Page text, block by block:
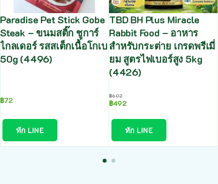
Paradise Pet Stick Gobe
Steak – ขนมสติ๊ก ชูการ์
ไกลเดอร์ รสสเต็กเนื้อโกเบ
50g (4496)
฿72
ทัก LINE
TBD BH Plus Miracle
Rabbit Food – อาหาร
สำหรับกระต่าย เกรดพรีเมี่
ยม สูตรไฟเบอร์สูง 5kg
(4426)
฿602
฿492
ทัก LINE